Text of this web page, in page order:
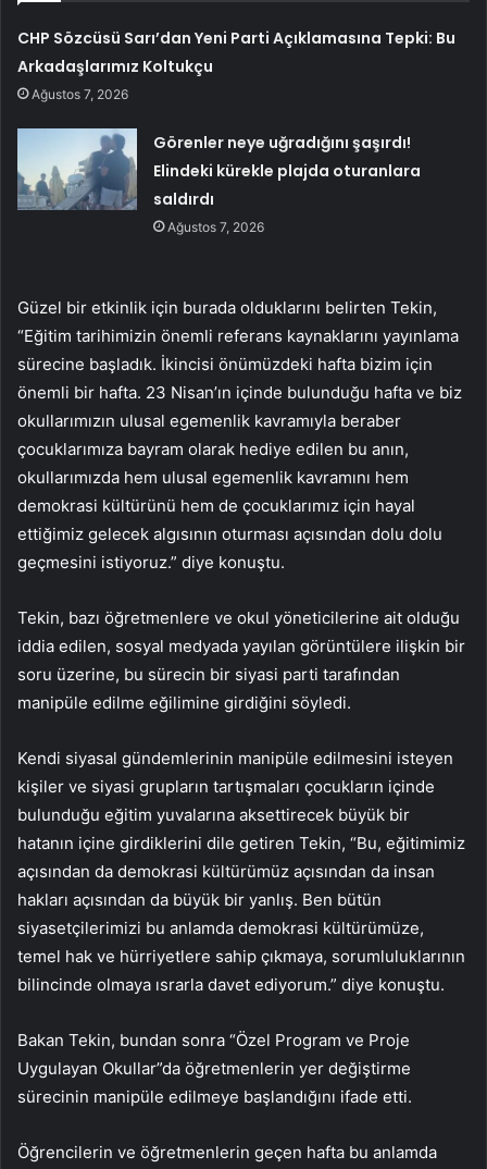
CHP Sözcüsü Sarı’dan Yeni Parti Açıklamasına Tepki: Bu
Arkadaşlarımız Koltukçu
Ağustos 7, 2026
Görenler neye uğradığını şaşırdı!
Elindeki kürekle plajda oturanlara
saldırdı
Ağustos 7, 2026
Güzel bir etkinlik için burada olduklarını belirten Tekin,
“Eğitim tarihimizin önemli referans kaynaklarını yayınlama
sürecine başladık. İkincisi önümüzdeki hafta bizim için
önemli bir hafta. 23 Nisan’ın içinde bulunduğu hafta ve biz
okullarımızın ulusal egemenlik kavramıyla beraber
çocuklarımıza bayram olarak hediye edilen bu anın,
okullarımızda hem ulusal egemenlik kavramını hem
demokrasi kültürünü hem de çocuklarımız için hayal
ettiğimiz gelecek algısının oturması açısından dolu dolu
geçmesini istiyoruz.” diye konuştu.
Tekin, bazı öğretmenlere ve okul yöneticilerine ait olduğu
iddia edilen, sosyal medyada yayılan görüntülere ilişkin bir
soru üzerine, bu sürecin bir siyasi parti tarafından
manipüle edilme eğilimine girdiğini söyledi.
Kendi siyasal gündemlerinin manipüle edilmesini isteyen
kişiler ve siyasi grupların tartışmaları çocukların içinde
bulunduğu eğitim yuvalarına aksettirecek büyük bir
hatanın içine girdiklerini dile getiren Tekin, “Bu, eğitimimiz
açısından da demokrasi kültürümüz açısından da insan
hakları açısından da büyük bir yanlış. Ben bütün
siyasetçilerimizi bu anlamda demokrasi kültürümüze,
temel hak ve hürriyetlere sahip çıkmaya, sorumluluklarının
bilincinde olmaya ısrarla davet ediyorum.” diye konuştu.
Bakan Tekin, bundan sonra “Özel Program ve Proje
Uygulayan Okullar”da öğretmenlerin yer değiştirme
sürecinin manipüle edilmeye başlandığını ifade etti.
Öğrencilerin ve öğretmenlerin geçen hafta bu anlamda